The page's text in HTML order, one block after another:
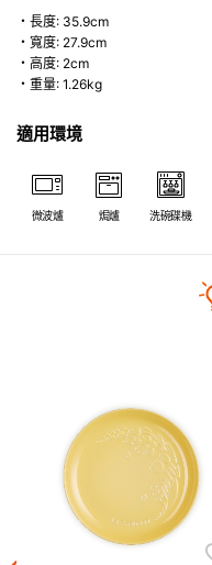
・長度: 35.9cm
・寬度: 27.9cm
・高度: 2cm
・重量: 1.26kg
適用環境
微波爐 焗爐 洗碗碟機